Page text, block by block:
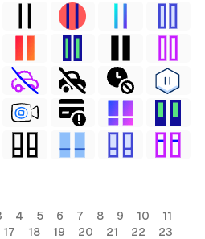
4 5 6 7 8 9 10
11
17 18 19 20 21 22
23